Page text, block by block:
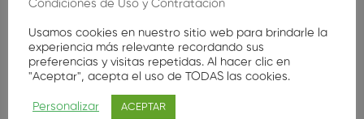
Condiciones de Uso y Contratación
Usamos cookies en nuestro sitio web para brindarle la
experiencia más relevante recordando sus
preferencias y visitas repetidas. Al hacer clic en
"Aceptar", acepta el uso de TODAS las cookies.
Personalizar ACEPTAR